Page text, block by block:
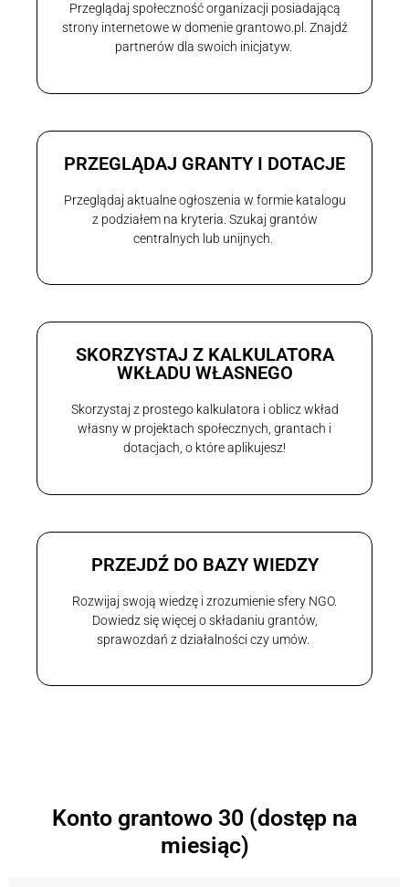
Przeglądaj społeczność organizacji posiadającą
strony internetowe w domenie grantowo.pl. Znajdź
partnerów dla swoich inicjatyw.
PRZEGLĄDAJ GRANTY I DOTACJE
Przeglądaj aktualne ogłoszenia w formie katalogu
z podziałem na kryteria. Szukaj grantów
centralnych lub unijnych.
SKORZYSTAJ Z KALKULATORA
WKŁADU WŁASNEGO
Skorzystaj z prostego kalkulatora i oblicz wkład
własny w projektach społecznych, grantach i
dotacjach, o które aplikujesz!
PRZEJDŹ DO BAZY WIEDZY
Rozwijaj swoją wiedzę i zrozumienie sfery NGO.
Dowiedz się więcej o składaniu grantów,
sprawozdań z działalności czy umów.
Konto grantowo 30 (dostęp na
miesiąc)